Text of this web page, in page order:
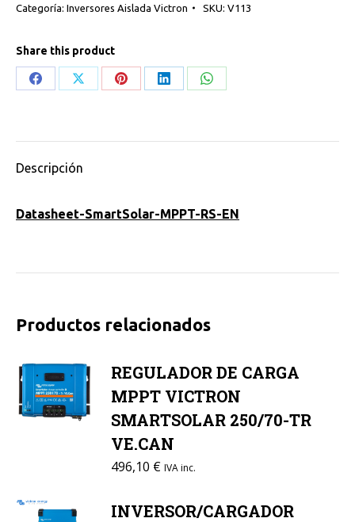
MPPT
SMARTSOLAR
RS
Categoría: Inversores Aislada Victron SKU: V113
Share this product
Share
Share
Share
Share
Share
Descripción
Datasheet-SmartSolar-MPPT-RS-EN
Productos relacionados
REGULADOR DE CARGA
MPPT VICTRON
SMARTSOLAR 250/70-TR
VE.CAN
496,10 € IVA inc.
INVERSOR/CARGADOR